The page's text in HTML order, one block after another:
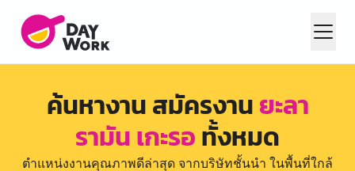
ค้นหางาน สมัครงานยะลา
รามัน เกะรอทั้งหมด
ตำแหน่งงานคุณภาพดีล่าสุด จากบริษัทชั้นนำ ในพื้นที่ใกล้